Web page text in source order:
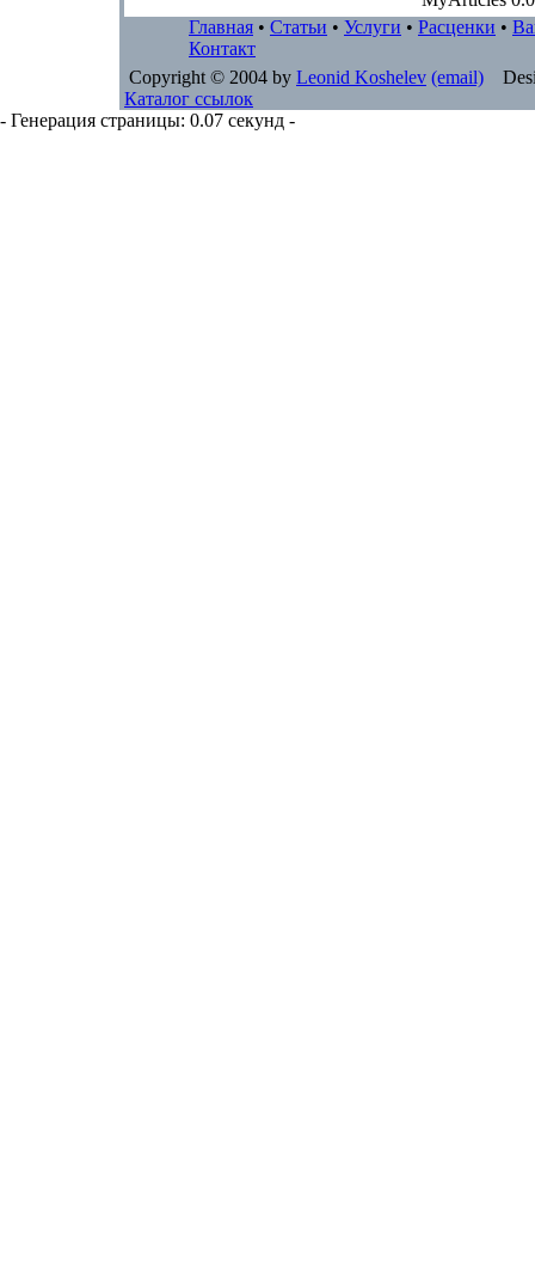
Главная • Статьи • Услуги • Расценки •
Контакт
Copyright © 2004 by Leonid Koshelev (email)
Каталог ссылок
- Генерация страницы: 0.07 секунд -